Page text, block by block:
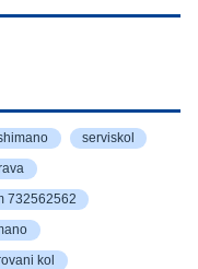
serviskol
732562562
kol